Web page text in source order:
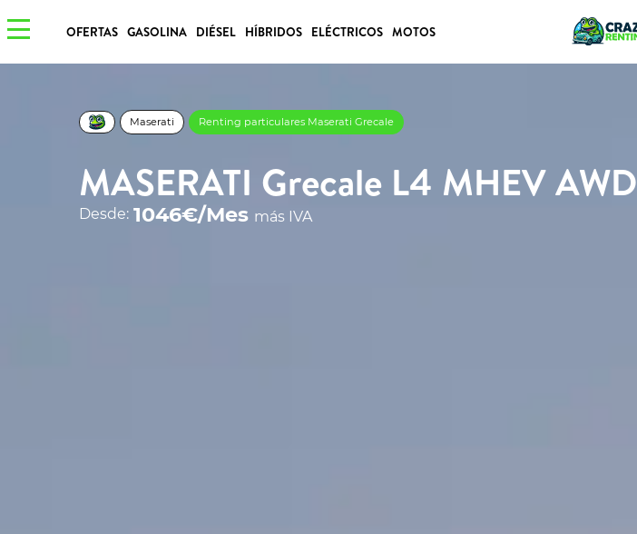
OFERTAS GASOLINA DIÉSEL HÍBRIDOS ELÉCTRICOS MOTOS
Maserati Renting particulares Maserati Grecale
MASERATI Grecale L4 MHEV AWD
Desde: 1046€/Mes más IVA